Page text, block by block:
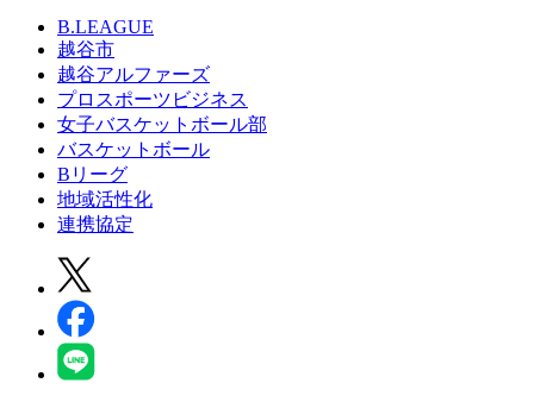
B.LEAGUE
越谷市
越谷アルファーズ
プロスポーツビジネス
女子バスケットボール部
バスケットボール
Bリーグ
地域活性化
連携協定